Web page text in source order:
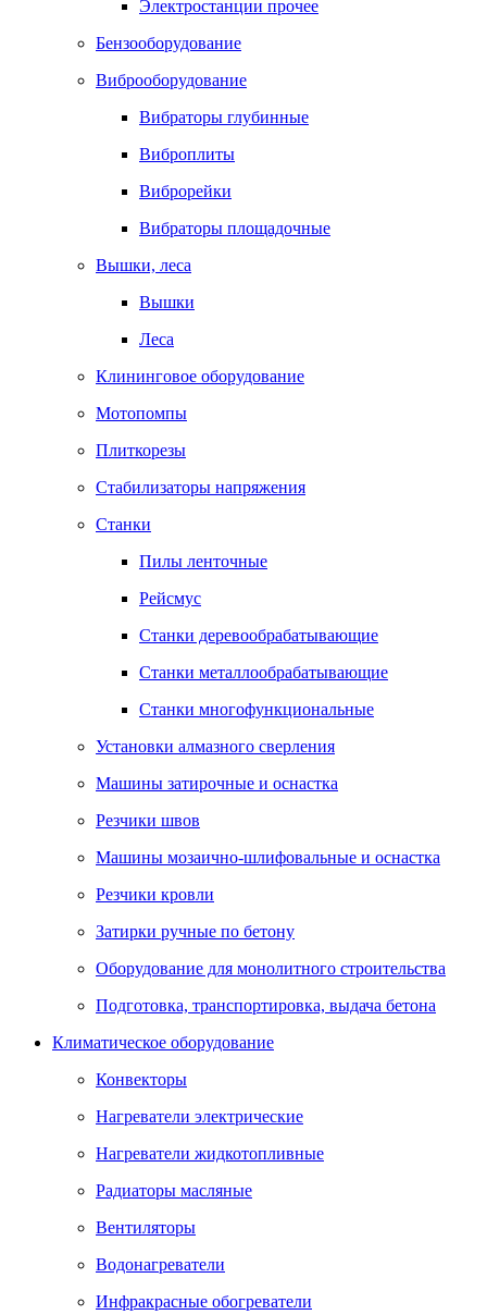
Электростанции прочее
Бензооборудование
Виброоборудование
Вибраторы глубинные
Виброплиты
Виброрейки
Вибраторы площадочные
Вышки, леса
Вышки
Леса
Клининговое оборудование
Мотопомпы
Плиткорезы
Стабилизаторы напряжения
Станки
Пилы ленточные
Рейсмус
Станки деревообрабатывающие
Станки металлообрабатывающие
Станки многофункциональные
Установки алмазного сверления
Машины затирочные и оснастка
Резчики швов
Машины мозаично-шлифовальные и оснастка
Резчики кровли
Затирки ручные по бетону
Оборудование для монолитного строительства
Подготовка, транспортировка, выдача бетона
Климатическое оборудование
Конвекторы
Нагреватели электрические
Нагреватели жидкотопливные
Радиаторы масляные
Вентиляторы
Водонагреватели
Инфракрасные обогреватели